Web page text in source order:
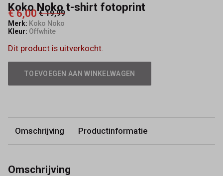
Koko Noko t-shirt fotoprint
€ 6,00 € 19,99
Merk: Koko Noko
Kleur: Offwhite
Dit product is uitverkocht.
TOEVOEGEN AAN WINKELWAGEN
Omschrijving Productinformatie
Omschrijving